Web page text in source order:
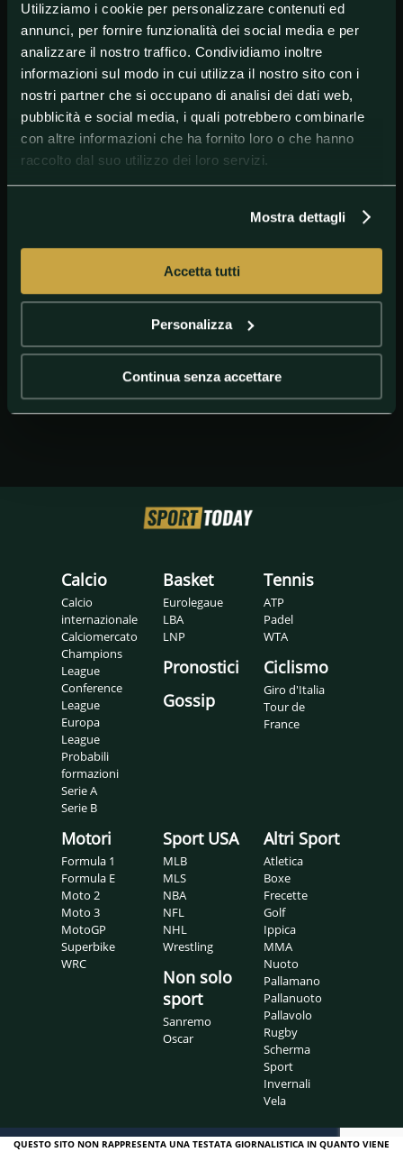
Utilizziamo i cookie per personalizzare contenuti ed
annunci, per fornire funzionalità dei social media e per
analizzare il nostro traffico. Condividiamo inoltre
informazioni sul modo in cui utilizza il nostro sito con i
nostri partner che si occupano di analisi dei dati web,
pubblicità e social media, i quali potrebbero combinarle
con altre informazioni che ha fornito loro o che hanno
raccolto dal suo utilizzo dei loro servizi.
Mostra dettagli
Accetta tutti
Personalizza
Continua senza accettare
stagione 2014-2015.
#Betting #SerieA
Calcio
Calcio
internazionale
Calciomercato
Champions
League
Conference
League
Europa
League
Probabili
formazioni
Serie A
Serie B
Basket
Eurolegaue
LBA
LNP
Pronostici
Gossip
Tennis
ATP
Padel
WTA
Ciclismo
Giro d'Italia
Tour de
France
Motori
Formula 1
Formula E
Moto 2
Moto 3
MotoGP
Superbike
WRC
Sport USA
MLB
MLS
NBA
NFL
NHL
Wrestling
Non solo
sport
Sanremo
Oscar
Altri Sport
Atletica
Boxe
Frecette
Golf
Ippica
MMA
Nuoto
Pallamano
Pallanuoto
Pallavolo
Rugby
Scherma
Sport
Invernali
Vela
QUESTO SITO NON RAPPRESENTA UNA TESTATA GIORNALISTICA IN QUANTO VIENE